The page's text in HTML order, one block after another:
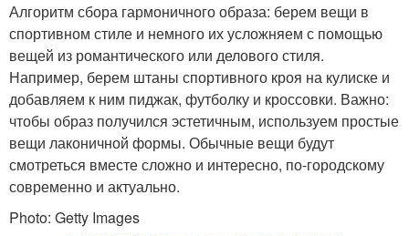
Алгоритм сбора гармоничного образа: берем вещи в
спортивном стиле и немного их усложняем с помощью
вещей из романтического или делового стиля.
Например, берем штаны спортивного кроя на кулиске и
добавляем к ним пиджак, футболку и кроссовки. Важно:
чтобы образ получился эстетичным, используем простые
вещи лаконичной формы. Обычные вещи будут
смотреться вместе сложно и интересно, по-городскому
современно и актуально.
Photo: Getty Images